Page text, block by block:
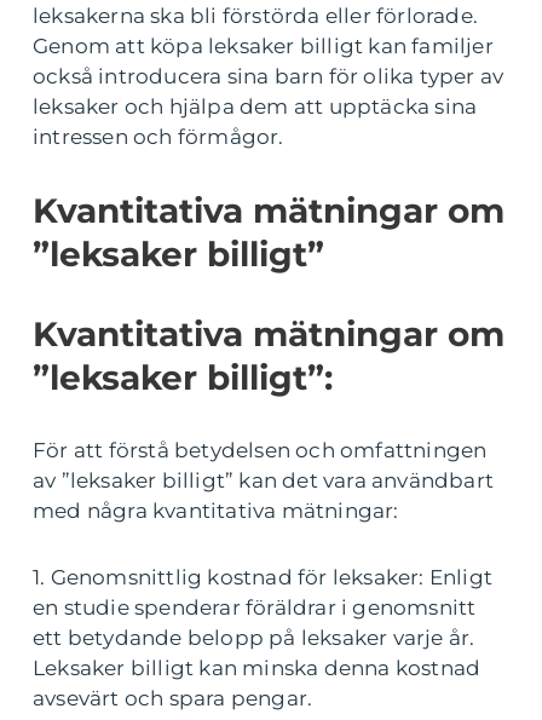
leksakerna ska bli förstörda eller förlorade.
Genom att köpa leksaker billigt kan familjer
också introducera sina barn för olika typer av
leksaker och hjälpa dem att upptäcka sina
intressen och förmågor.
Kvantitativa mätningar om
”leksaker billigt”
Kvantitativa mätningar om
”leksaker billigt”:
För att förstå betydelsen och omfattningen
av ”leksaker billigt” kan det vara användbart
med några kvantitativa mätningar:
1. Genomsnittlig kostnad för leksaker: Enligt
en studie spenderar föräldrar i genomsnitt
ett betydande belopp på leksaker varje år.
Leksaker billigt kan minska denna kostnad
avsevärt och spara pengar.